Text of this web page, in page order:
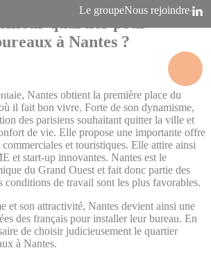
Le groupeNous rejoindre
à Nantes ?
Nantes obtient la première place du
il fait bon vivre. Forte de son dynamisme,
des parisiens souhaitant quitter la ville et
de vie. Elle propose une importante offre
et touristiques. Elle attire ainsi
et start-up innovantes. Nantes est le
du Grand Ouest et fait donc partie des
conditions de travail sont les plus favorables.
et son attractivité, Nantes devient ainsi une
des français pour installer leur bureau. En
de choisir judicieusement le quartier
à Nantes.